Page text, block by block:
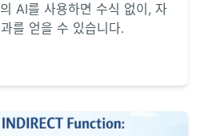
AI를 사용하면 수식 없이, 자
를 얻을 수 있습니다.